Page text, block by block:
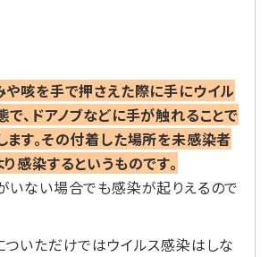
や咳を手で押さえた際に手にウイル
、ドアノブなどに手が触れることで
ます。その付着した場所を未感染者
感染するというものです。
いない場合でも感染が起りえるので
ついただけではウイルス感染はしな